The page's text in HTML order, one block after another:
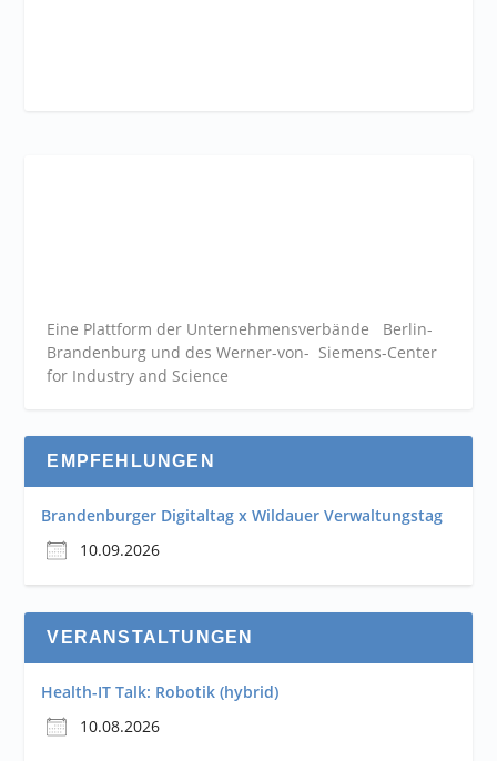
Eine Plattform der Unternehmensverbände Berlin-
Brandenburg und des Werner-von- Siemens-Center
for Industry and Science
EMPFEHLUNGEN
Brandenburger Digitaltag x Wildauer Verwaltungstag
10.09.2026
VERANSTALTUNGEN
Health-IT Talk: Robotik (hybrid)
10.08.2026